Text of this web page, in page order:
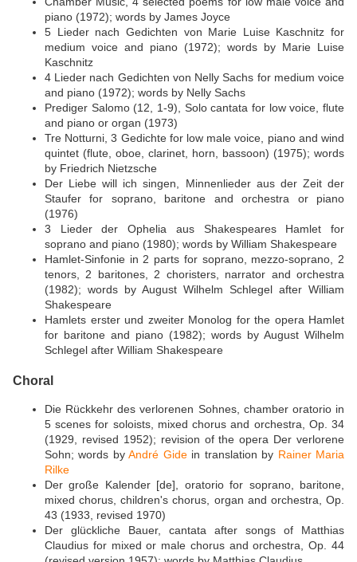
piano (1972); words by James Joyce
5 Lieder nach Gedichten von Marie Luise Kaschnitz for
medium voice and piano (1972); words by Marie Luise
Kaschnitz
4 Lieder nach Gedichten von Nelly Sachs for medium voice
and piano (1972); words by Nelly Sachs
Prediger Salomo (12, 1-9), Solo cantata for low voice, flute
and piano or organ (1973)
Tre Notturni, 3 Gedichte for low male voice, piano and wind
quintet (flute, oboe, clarinet, horn, bassoon) (1975); words
by Friedrich Nietzsche
Der Liebe will ich singen, Minnenlieder aus der Zeit der
Staufer for soprano, baritone and orchestra or piano
(1976)
3 Lieder der Ophelia aus Shakespeares Hamlet for
soprano and piano (1980); words by William Shakespeare
Hamlet-Sinfonie in 2 parts for soprano, mezzo-soprano, 2
tenors, 2 baritones, 2 choristers, narrator and orchestra
(1982); words by August Wilhelm Schlegel after William
Shakespeare
Hamlets erster und zweiter Monolog for the opera Hamlet
for baritone and piano (1982); words by August Wilhelm
Schlegel after William Shakespeare
Choral
Die Rückkehr des verlorenen Sohnes, chamber oratorio in
5 scenes for soloists, mixed chorus and orchestra, Op. 34
(1929, revised 1952); revision of the opera Der verlorene
Sohn; words byAndré Gidein translation by Rainer Maria
Rilke
Der große Kalender [de], oratorio for soprano, baritone,
mixed chorus, children's chorus, organ and orchestra, Op.
43 (1933, revised 1970)
Der glückliche Bauer, cantata after songs of Matthias
Claudius for mixed or male chorus and orchestra, Op. 44